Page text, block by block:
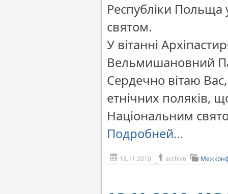
Республіки Польща
святом.
У вітанні
Вельмишановний
Сердечно вітаю
етнічних поляків,
Національним
Подробней…
18.11.2010 archive